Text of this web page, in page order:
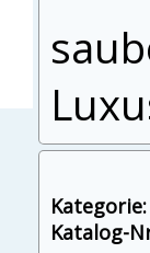
Kategorie:
Katalog-